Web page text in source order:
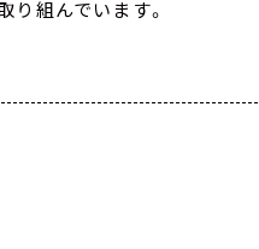
り組んでいます。